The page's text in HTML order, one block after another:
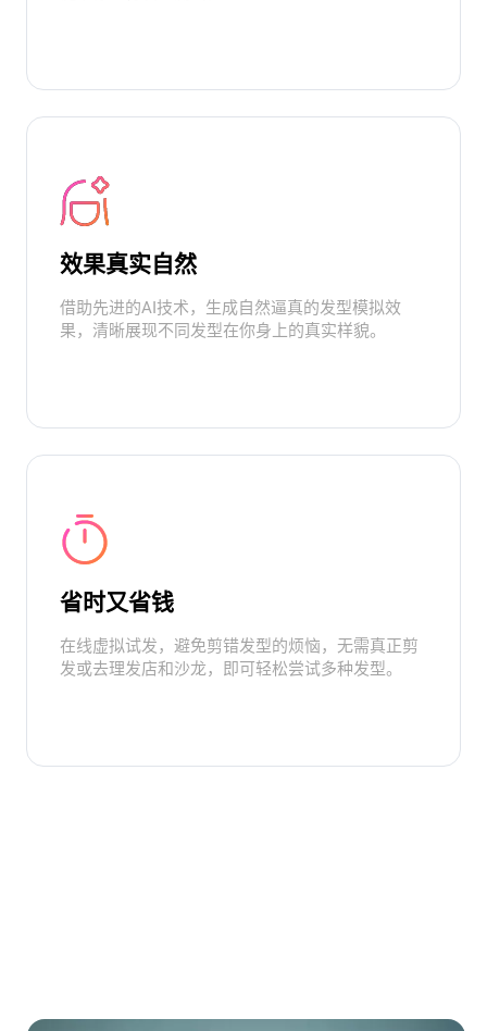
效果真实自然
借助先进的AI技术，生成自然逼真的发型模拟效
果，清晰展现不同发型在你身上的真实样貌。
省时又省钱
在线虚拟试发，避免剪错发型的烦恼，无需真正剪
发或去理发店和沙龙，即可轻松尝试多种发型。